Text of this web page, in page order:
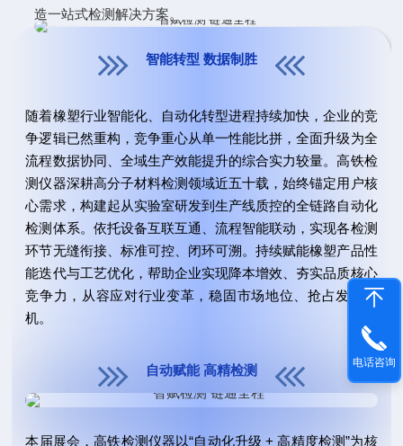
造一站式检测解决方案。
智能转型 数据制胜
随着橡塑行业智能化、自动化转型进程持续加快，企业的竞
争逻辑已然重构，竞争重心从单一性能比拼，全面升级为全
流程数据协同、全域生产效能提升的综合实力较量。高铁检
测仪器深耕高分子材料检测领域近五十载，始终锚定用户核
心需求，构建起从实验室研发到生产线质控的全链路自动化
检测体系。依托设备互联互通、流程智能联动，实现各检测
环节无缝衔接、标准可控、闭环可溯。持续赋能橡塑产品性
能迭代与工艺优化，帮助企业实现降本增效、夯实品质核心
竞争力，从容应对行业变革，稳固市场地位、抢占发展先
机。
自动赋能 高精检测
本届展会，高铁检测仪器以“自动化升级 + 高精度检测”为核
电话咨询